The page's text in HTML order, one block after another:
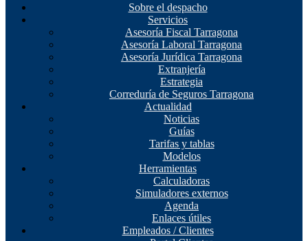
Sobre el despacho
Servicios
Asesoría Fiscal Tarragona
Asesoría Laboral Tarragona
Asesoría Jurídica Tarragona
Extranjería
Estrategia
Correduría de Seguros Tarragona
Actualidad
Noticias
Guías
Tarifas y tablas
Modelos
Herramientas
Calculadoras
Simuladores externos
Agenda
Enlaces útiles
Empleados / Clientes